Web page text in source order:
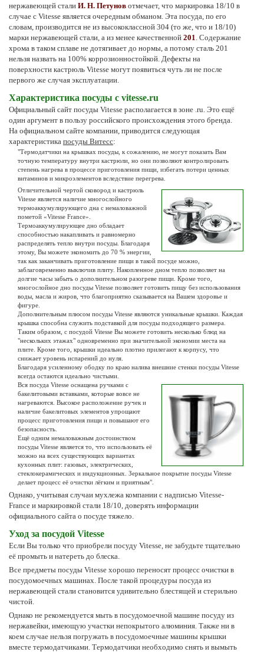
нержавеющей стали И. Н. Петунов отмечает, что маркировка 18/10 в
случае с Vitesse является очередным обманом. Эта посуда, по его
словам, производится не из высококлассной 304 (то же, что и 18/10)
марки нержавеющей стали, а из менее качественной 201 . Содержание
хрома в таком сплаве не дотягивает до нормы, а потому сталь 201
нельзя назвать на 100% коррозионностойкой. Дефекты на
поверхности кастрюль Vitesse могут появиться чуть ли не после
первого же случая эксплуатации.
Характеристика посуды с vitesse.ru
Официальный сайт посуды Vitesse располагается в зоне .ru. Это ещё
один аргумент в пользу российского происхождения этого бренда.
На официальном сайте компании, приводится следующая
характеристика посуды Витесс:
"Термодатчики на крышках посуды, к сожалению, не могут показать Вам
точную температуру внутри кастрюли, но они позволяют контролировать
степень нагрева в процессе приготовления пищи, избегать потери ценных
витаминов и микроэлементов вследствие перегрева.
Отличительной чертой сковород и кастрюль
Vitesse является наличие многослойного
термоаккумулирующего дна с немаловажной
пометой «Vitesse France».
Термоаккумулирующее дно обладает
способностью накапливать и равномерно
распределять тепло внутри посуды. Благодаря
этому, Вы можете экономить до 70 % энергии,
так как заканчивать приготовление пищи в такой посуде можно,
заблаговременно выключив плиту. Накопленное дном тепло позволяет на
долгие часы забыть о дополнительном разогреве пищи. Кроме того,
многослойное дно посуды Vitesse позволяет готовить пищу без использования
воды, масла и жиров, что благоприятно сказывается на Вашем здоровье и
фигуре.
Дополнительным плюсом посуды Vitesse являются уникальные крышки. Каждая
крышка способна служить подставкой для посуды подходящего размера.
Таким образом, с посудой Vitesse Вы можете готовить несколько блюд на
"нескольких этажах" одновременно при значительной экономии места на
плите. Кроме того, крышки идеально плотно прилегают к корпусу, что
снижает уровень испарений до нуля.
Благодаря усиленному ободку по краю налива внешние стенки посуды Vitesse
всегда остаются идеально чистыми.
Вся посуда Vitesse оснащена ручками с
бакелитовыми вставками, которые вовсе не
нагреваются. Высокое расположение ручек и
наличие бакелитовых элементов упрощают
процесс приготовления пищи и повышают его
безопасность.
Ещё одним немаловажным достоинством
посуды Vitesse является то, что использовать её
можно на всех существующих вариантах
кухонных плит: газовых, электрических,
стеклокерамических и индукционных. Зеркальное покрытие посуды Vitesse
делает процесс её очистки лёгким и приятным".
Однако, учитывая случаи мухлежа компании с надписью Vitesse-
France и маркировкой стали 18/10, доверять информации
официального сайта о посуде тяжело.
Уход за посудой Vitesse
Если Вы только что приобрели посуду Vitesse, не забудьте тщательно
её промыть и натереть до блеска.
Все предметы посуды Vitesse хорошо переносят процесс очистки в
посудомоечных машинах. После такой процедуры посуда из
нержавеющей стали становится удивительно блестящей и стерильно
чистой.
Однако не рекомендуется мыть в посудомоечной машине посуду из
нержавейки, имеющую участки непокрытого алюминия. Также ни в
коем случае нельзя погружать в посудомоечные машины крышки
вместе термодатчиками. Термодатчики необходимо снять и вымыть